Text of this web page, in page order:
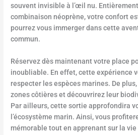
souvent invisible à l’œil nu. Entièrement
combinaison néoprène, votre confort
pourrez vous immerger dans cette
commun.
Réservez dès maintenant votre place
inoubliable. En effet, cette expérience
respecter les espèces marines. De
zones côtières et découvrirez leur
Par ailleurs, cette sortie approfondira
l’écosystème marin. Ainsi, vous
mémorable tout en apprenant sur la